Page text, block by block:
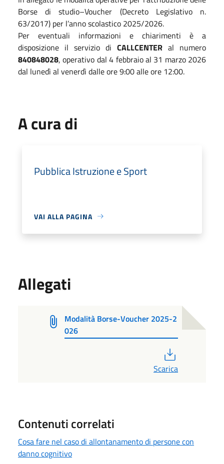
Borse di studio–Voucher (Decreto Legislativo n.
63/2017) per l’anno scolastico 2025/2026.
Per eventuali informazioni e chiarimenti è a
disposizione il servizio di CALLCENTER al numero
840848028, operativo dal 4 febbraio al 31 marzo 2026
dal lunedì al venerdì dalle ore 9:00 alle ore 12:00.
A cura di
Pubblica Istruzione e Sport
VAI ALLA PAGINA
Allegati
Modalità Borse-Voucher 2025-2
026
Scarica
Contenuti correlati
Cosa fare nel caso di allontanamento di persone con
danno cognitivo